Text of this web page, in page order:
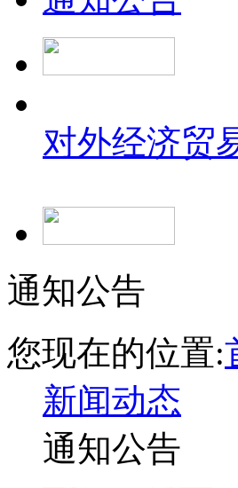
对外经济贸
通知公告
您现在的位置:
新闻动态
通知公告